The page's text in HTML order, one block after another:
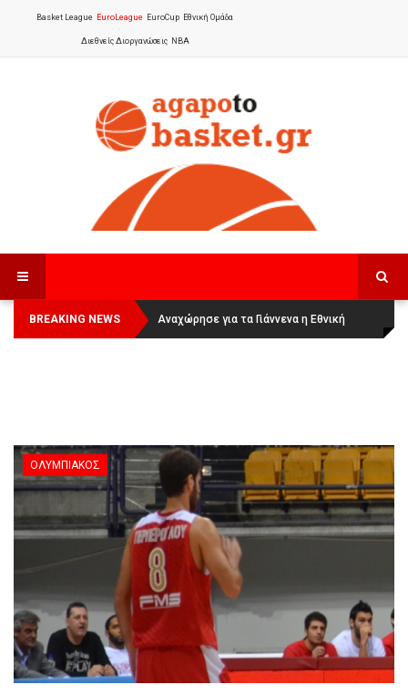
Basket League EuroLeague EuroCup Εθνική Ομάδα
Διεθνείς Διοργανώσεις NBA
BREAKING NEWS
Οι Πάνθηρες Καβάλας στην Women
Basketball League 1
Αναχώρησε για τα Γιάννενα η Εθνική
Γυναικών:
ΟΛΥΜΠΙΑΚΌΣ